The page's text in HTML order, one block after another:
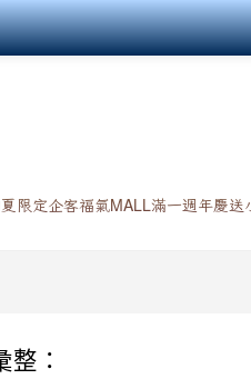
限定企客福氣MALL滿一週年慶送
整：